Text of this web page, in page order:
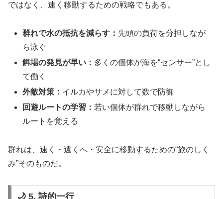
ではなく、速く移動するための戦略でもある。
群れで水の抵抗を減らす： 先頭の負荷を分担しなが
ら泳ぐ
餌場の発見が早い： 多くの個体が海を“センサー”とし
て働く
外敵対策： イルカやサメに対して数で防御
回遊ルートの学習： 若い個体が群れで移動しながら
ルートを覚える
群れは、速く・遠くへ・安全に移動するための“旅のしく
み”そのものだ。
🌙 5. 詩的一行